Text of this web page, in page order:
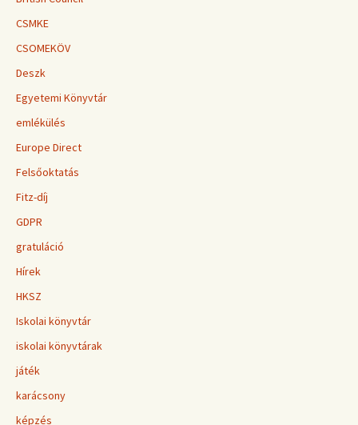
CSMKE
CSOMEKÖV
Deszk
Egyetemi Könyvtár
emlékülés
Europe Direct
Felsőoktatás
Fitz-díj
GDPR
gratuláció
Hírek
HKSZ
Iskolai könyvtár
iskolai könyvtárak
játék
karácsony
képzés